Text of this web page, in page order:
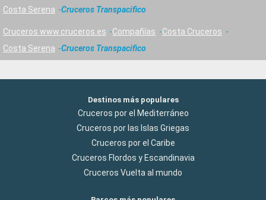
Costa Serena
Cruceros Transpacifico
Cruceros www.cruceros.es Compañías
Costa Cruceros
Costa Serena
Cruceros Transpacifico
Destinos más populares
Cruceros por el Mediterráneo
Cruceros por las Islas Griegas
Cruceros por el Caribe
Cruceros Flordos y Escandinavia
Cruceros Vuelta al mundo